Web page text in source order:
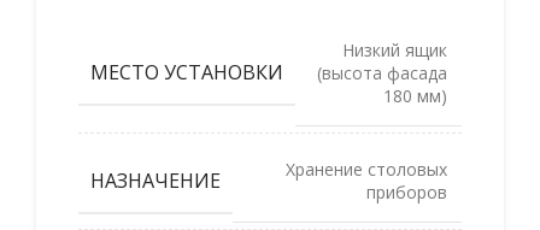
МЕСТО УСТАНОВКИ
Низкий ящик
(высота фасада
180 мм)
НАЗНАЧЕНИЕ
Хранение столовых
приборов